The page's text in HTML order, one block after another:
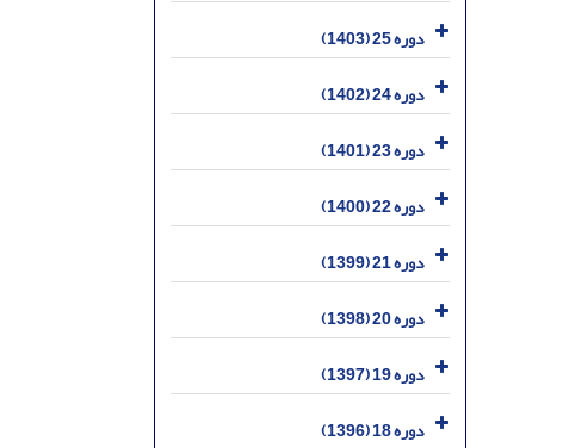
دوره 25 (1403)
دوره 24 (1402)
دوره 23 (1401)
دوره 22 (1400)
دوره 21 (1399)
دوره 20 (1398)
دوره 19 (1397)
دوره 18 (1396)